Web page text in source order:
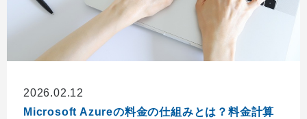
2026.02.12
Microsoft Azureの料金の仕組みとは？料金計算